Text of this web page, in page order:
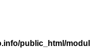
public_html/